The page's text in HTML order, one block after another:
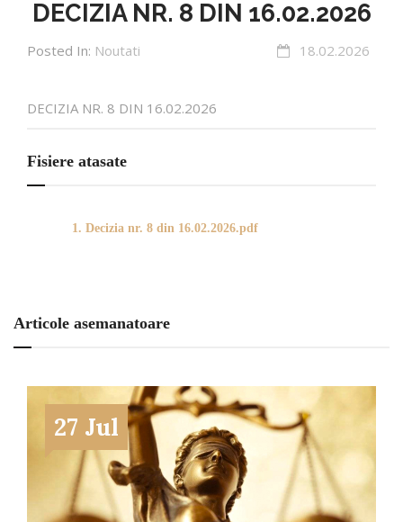
DECIZIA NR. 8 DIN 16.02.2026
Posted In: Noutati 18.02.2026
DECIZIA NR. 8 DIN 16.02.2026
Fisiere atasate
1. Decizia nr. 8 din 16.02.2026.pdf
Articole asemanatoare
27 Jul